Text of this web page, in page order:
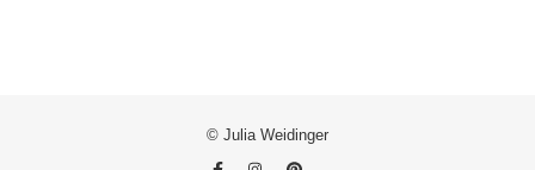
© Julia Weidinger